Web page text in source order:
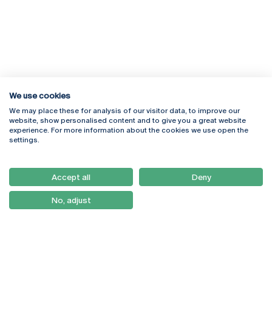
Rua Diogo Botelho 1327
4169-005 Porto
+351 226 196 240
Campus Online
Webmail
Como Chegar
Newsletter
We use cookies
We may place these for analysis of our visitor data, to improve our
website, show personalised content and to give you a great website
experience. For more information about the cookies we use open the
settings.
Accept all Deny
No, adjust